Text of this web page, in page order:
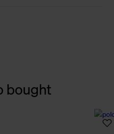
bought